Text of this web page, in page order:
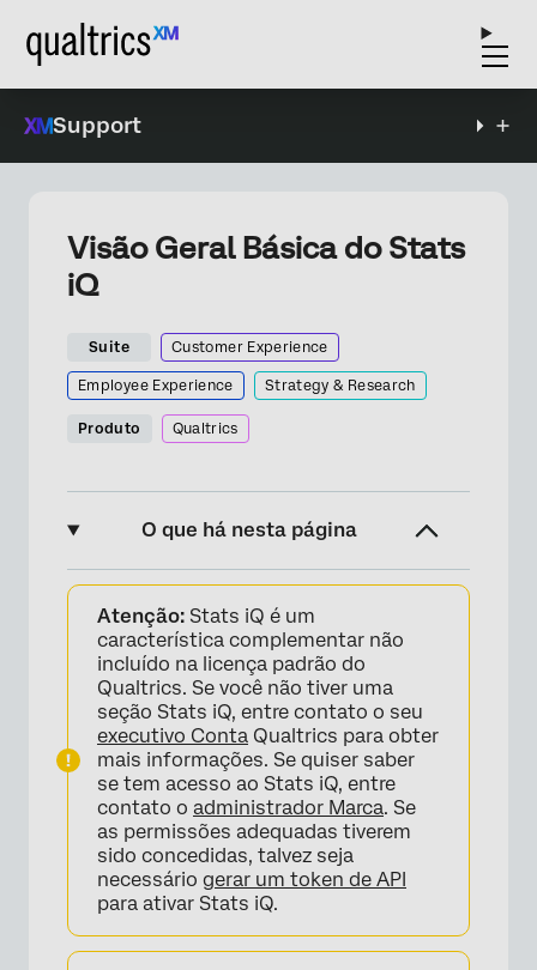
Support
Visão Geral Básica do Stats
iQ
Suite Customer Experience
Employee Experience Strategy & Research
Produto Qualtrics
O que há nesta página
Casos de Utilização Mais Comuns
Selecionar Variáveis
Executar Análises
Típico Fluxo de Trabalho de Análise
Importação dos dados mais recentes
Áreas de trabalho
Tipos de Variáveis
Usando Dados da Pesquisa
Projetos de Dados Importados
Atenção: Stats iQ é um
característica complementar não
incluído na licença padrão do
Qualtrics. Se você não tiver uma
seção Stats iQ, entre contato o seu
executivo Conta Qualtrics para obter
mais informações. Se quiser saber
se tem acesso ao Stats iQ, entre
contato o administrador Marca. Se
as permissões adequadas tiverem
sido concedidas, talvez seja
necessário gerar um token de API
para ativar Stats iQ.